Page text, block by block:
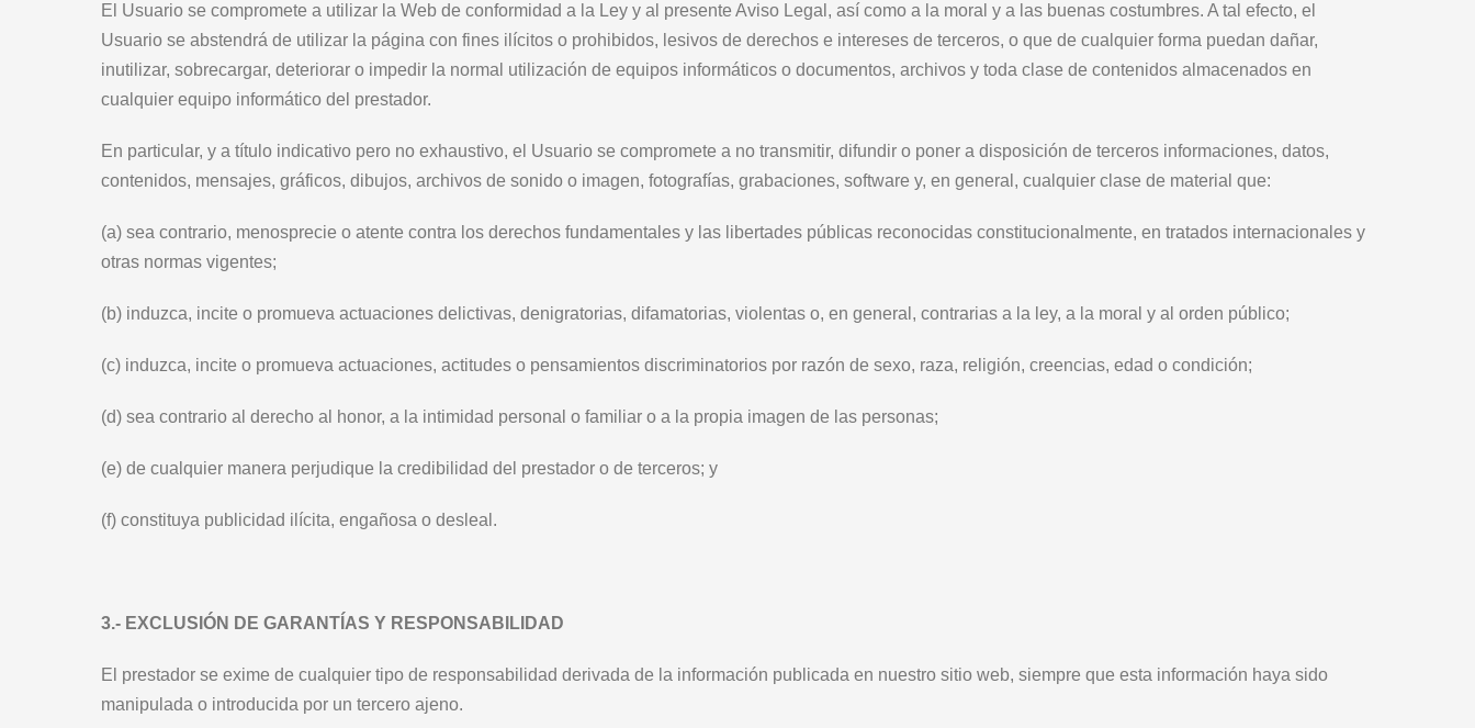
El Usuario se compromete a utilizar la Web de conformidad a la Ley y al presente Aviso Legal, así como a la moral y a las buenas costumbres. A tal efecto, el
Usuario se abstendrá de utilizar la página con fines ilícitos o prohibidos, lesivos de derechos e intereses de terceros, o que de cualquier forma puedan dañar,
inutilizar, sobrecargar, deteriorar o impedir la normal utilización de equipos informáticos o documentos, archivos y toda clase de contenidos almacenados en
cualquier equipo informático del prestador.
En particular, y a título indicativo pero no exhaustivo, el Usuario se compromete a no transmitir, difundir o poner a disposición de terceros informaciones, datos,
contenidos, mensajes, gráficos, dibujos, archivos de sonido o imagen, fotografías, grabaciones, software y, en general, cualquier clase de material que:
(a) sea contrario, menosprecie o atente contra los derechos fundamentales y las libertades públicas reconocidas constitucionalmente, en tratados internacionales y
otras normas vigentes;
(b) induzca, incite o promueva actuaciones delictivas, denigratorias, difamatorias, violentas o, en general, contrarias a la ley, a la moral y al orden público;
(c) induzca, incite o promueva actuaciones, actitudes o pensamientos discriminatorios por razón de sexo, raza, religión, creencias, edad o condición;
(d) sea contrario al derecho al honor, a la intimidad personal o familiar o a la propia imagen de las personas;
(e) de cualquier manera perjudique la credibilidad del prestador o de terceros; y
(f) constituya publicidad ilícita, engañosa o desleal .
3.- EXCLUSIÓN DE GARANTÍAS Y RESPONSABILIDAD
El prestador se exime de cualquier tipo de responsabilidad derivada de la información publicada en nuestro sitio web, siempre que esta información haya sido
manipulada o introducida por un tercero ajeno.